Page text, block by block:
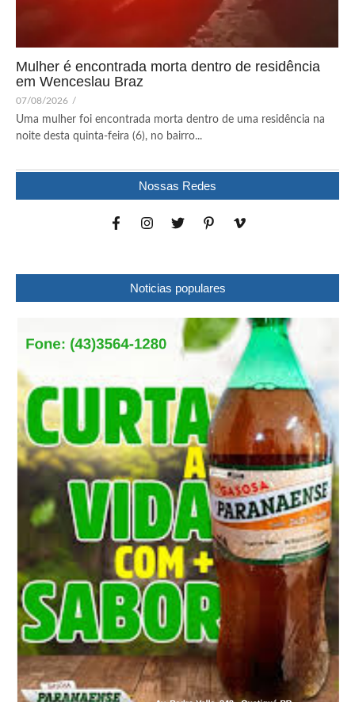
Mulher é encontrada morta dentro de residência
em Wenceslau Braz
07/08/2026 /
Uma mulher foi encontrada morta dentro de uma residência na
noite desta quinta-feira (6), no bairro...
Nossas Redes
Noticias populares